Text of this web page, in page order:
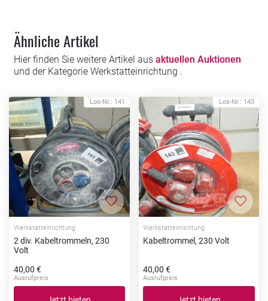
Ähnliche Artikel
Hier finden Sie weitere Artikel aus aktuellen Auktionen
und der Kategorie Werkstatteinrichtung .
Los-Nr.: 141
Zur Merkliste hinzufügen
Werkstatteinrichtung
2 div. Kabeltrommeln, 230
Volt
40,00 €
Ausrufpreis
Los-Nr.: 143
Zur
Werkstatteinrichtung
Kabeltrommel, 230 Volt
40,00 €
Ausrufpreis